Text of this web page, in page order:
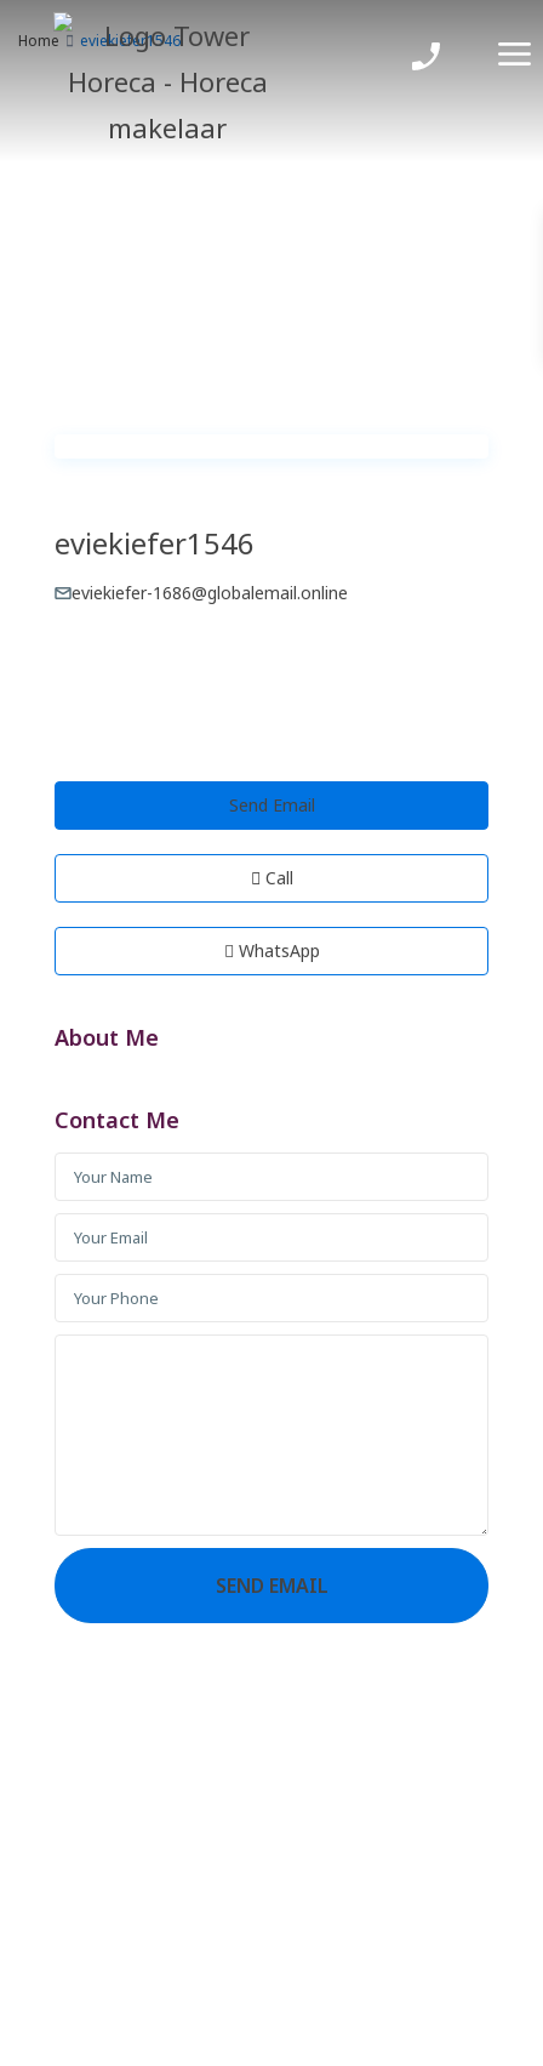
Home eviekiefer1546
eviekiefer1546
eviekiefer-1686@globalemail.online
Send Email
Call
WhatsApp
About Me
Contact Me